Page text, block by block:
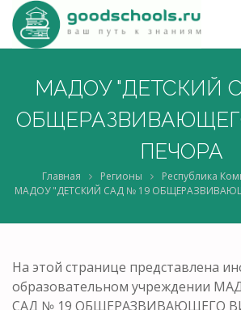
МАДОУ "ДЕТСКИЙ
ПЕЧОРА
Главная Регионы Республика
МАДОУ "ДЕТСКИЙ САД № 19
На этой странице представлена
образовательном учреждении
САД № 19 ОБЩЕРАЗВИВАЮЩЕГО